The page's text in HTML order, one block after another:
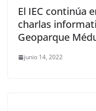
El IEC continúa
charlas
Geoparque
junio 14, 2022